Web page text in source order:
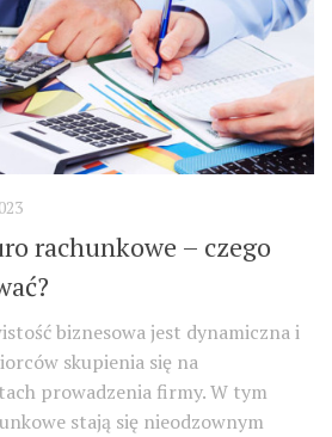
rachunkowe – czego
biznesowa jest dynamiczna i
skupienia się na
prowadzenia firmy. W tym
stają się nieodzownym